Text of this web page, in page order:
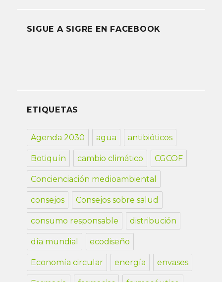
SIGUE A SIGRE EN FACEBOOK
ETIQUETAS
Agenda 2030 agua antibióticos
Botiquín cambio climático CGCOF
Concienciación medioambiental
consejos Consejos sobre salud
consumo responsable distribución
día mundial ecodiseño
Economía circular energía envases